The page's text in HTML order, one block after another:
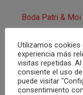
Boda Patri & Moi
Este es el
ceremonia
Utilizamos
experiencia más
visitas repetidas.
consiente el uso
puede visitar
consentimiento